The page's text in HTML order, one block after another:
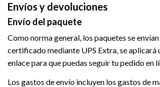
Envíos y devoluciones
Envío del paquete
Como norma general, los paquetes se
certificado mediante UPS Extra, se aplicará
enlace para que puedas seguir tu pedido en
Los gastos de envío incluyen los gastos de